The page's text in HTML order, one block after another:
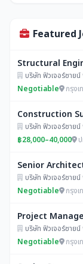
Featured
Structural
บริษัท ฟิวเจอร์ซายน์
Negotiable กรุง
Construction
บริษัท ฟิวเจอร์ซายน์
฿28,000–40,000
Senior
บริษัท ฟิวเจอร์ซายน์
Negotiable
กรุง
Project
บริษัท ฟิวเจอร์ซายน์
Negotiable
กรุง